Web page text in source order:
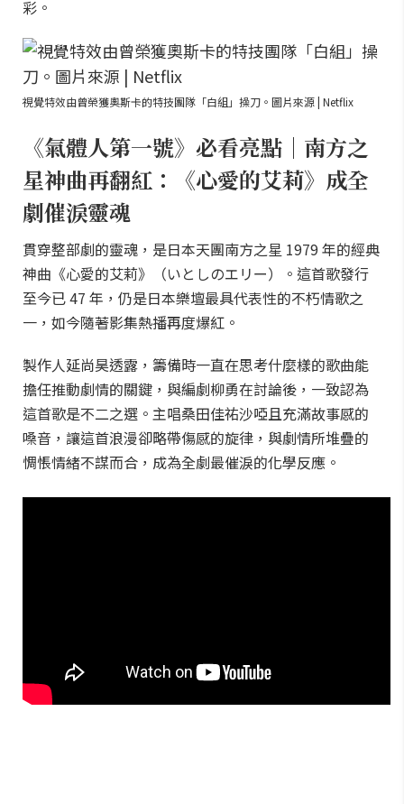
彩。
視覺特效由曾榮獲奧斯卡的特技團隊「白組」操刀。圖片來源 | Netflix
《氣體人第一號》必看亮點｜南方之
星神曲再翻紅：《心愛的艾莉》成全
劇催淚靈魂
貫穿整部劇的靈魂，是日本天團南方之星 1979 年的經典
神曲《心愛的艾莉》（いとしのエリー）。這首歌發行
至今已 47 年，仍是日本樂壇最具代表性的不朽情歌之
一，如今隨著影集熱播再度爆紅。
製作人延尚昊透露，籌備時一直在思考什麼樣的歌曲能
擔任推動劇情的關鍵，與編劇柳勇在討論後，一致認為
這首歌是不二之選。主唱桑田佳祐沙啞且充滿故事感的
嗓音，讓這首浪漫卻略帶傷感的旋律，與劇情所堆疊的
惆悵情緒不謀而合，成為全劇最催淚的化學反應。